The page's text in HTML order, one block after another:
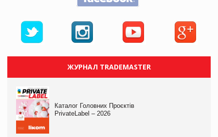
ЖУРНАЛ TRADEMASTER
Каталог Головних Проєктів
PrivateLabel – 2026